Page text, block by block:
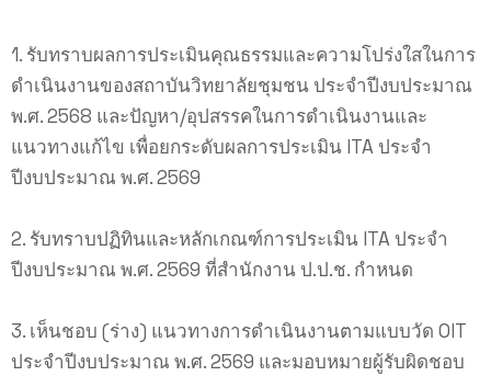
1. รับทราบผลการประเมินคุณธรรมและความโปร่งใสในการ
ดำเนินงานของสถาบันวิทยาลัยชุมชน ประจำปีงบประมาณ
พ.ศ. 2568 และปัญหา/อุปสรรคในการดำเนินงานและ
แนวทางแก้ไข เพื่อยกระดับผลการประเมิน ITA ประจำ
ปีงบประมาณ พ.ศ. 2569
2. รับทราบปฏิทินและหลักเกณฑ์การประเมิน ITA ประจำ
ปีงบประมาณ พ.ศ. 2569 ที่สำนักงาน ป.ป.ช. กำหนด
3. เห็นชอบ (ร่าง) แนวทางการดำเนินงานตามแบบวัด OIT
ประจำปีงบประมาณ พ.ศ. 2569 และมอบหมายผู้รับผิดชอบ